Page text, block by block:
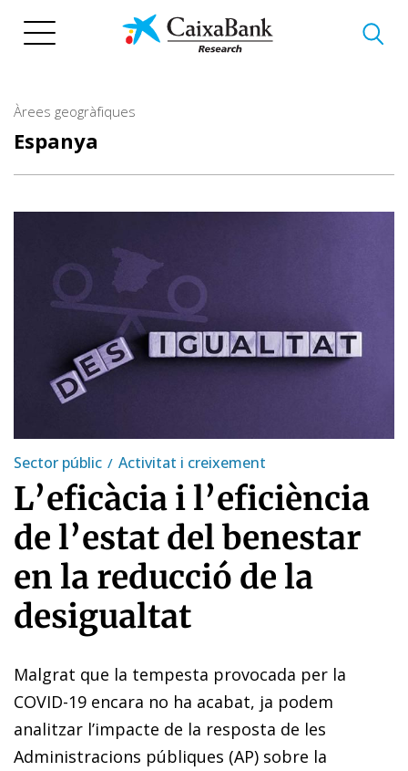
Àrees geogràfiques
Espanya
Sector públic Activitat i creixement
L’eficàcia i l’eficiència
de l’estat del benestar
en la reducció de la
desigualtat
Malgrat que la tempesta provocada per la
COVID-19 encara no ha acabat, ja podem
analitzar l’impacte de la resposta de les
Administracions públiques (AP) sobre la